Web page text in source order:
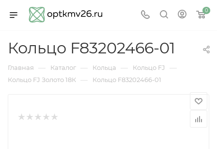
0
Кольцо F83202466-01
Главная — Каталог — Кольца — Кольцо FJ —
Кольцо FJ Золото 18К — Кольцо F83202466-01